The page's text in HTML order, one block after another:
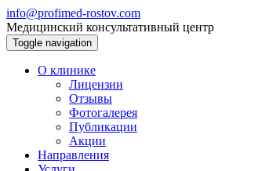
info@profimed-rostov.com
Медицинский консультативный центр
Toggle navigation
О клинике
Лицензии
Отзывы
Фотогалерея
Публикации
Акции
Направления